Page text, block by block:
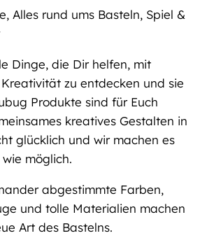
Alles rund ums Basteln, Spiel &
Dinge, die Dir helfen, mit
zu entdecken und sie
Produkte sind für Euch
kreatives Gestalten in
glücklich und wir machen es
möglich.
abgestimmte Farben,
und tolle Materialien machen
Art des Bastelns.